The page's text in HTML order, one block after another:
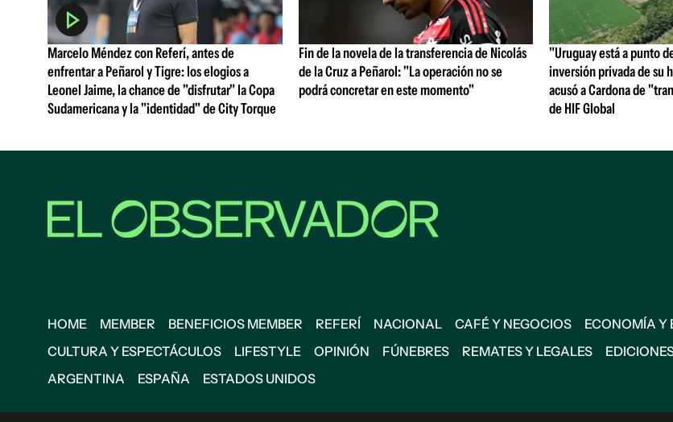
Marcelo Méndez con Referí, antes de
enfrentar a Peñarol y Tigre: los elogios a
Leonel Jaime, la chance de "disfrutar" la Copa
Sudamericana y la "identidad" de City Torque
Fin de la novela de la transferencia de Nicolás
de la Cruz a Peñarol: "La operación no se
podrá concretar en este momento"
"Uruguay está a punto
inversión privada de su
acusó a Cardona de
de HIF Global
HOME MEMBER BENEFICIOS MEMBER REFERÍ NACIONAL CAFÉ Y NEGOCIOS ECONOMÍA Y
CULTURA Y ESPECTÁCULOS
LIFESTYLE OPINIÓN FÚNEBRES REMATES Y LEGALES
ARGENTINA
ESPAÑA ESTADOS UNIDOS